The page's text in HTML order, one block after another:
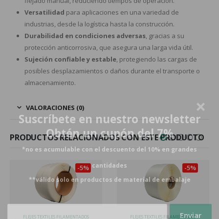
Suscríbete en nuestro newsletter
Obtén un cupón del 7%
*no es acumulable con el descuento del 10% en grandes
cantidades
**válido solo en productos de material de embalaje
Versatilidad para aplicaciones en una variedad de
industrias, desde la logística hasta la construcción.
Durabilidad en condiciones adversas, gracias a su
protección anticorrosiva, que asegura una larga vida útil.
Sujeción confiable y estable, protegiendo las cargas de
posibles desplazamientos o daños durante el transporte o
almacenamiento.
VALORACIONES (0)
PRODUCTOS RELACIONADOS CON ESTE PRODUCTO
FILAMENTADOS FLEJES TEXTILES FILAMENTADOS FLEJES